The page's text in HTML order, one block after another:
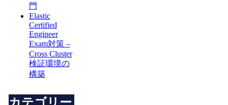
門
Elastic
Certified
Engineer
Exam対策 –
Cross Cluster
検証環境の
構築
カテゴリー